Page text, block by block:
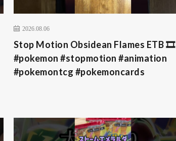
2026.08.06
Stop Motion Obsidean Flames ETB 🎞️
#pokemon #stopmotion #animation
#pokemontcg #pokemoncards